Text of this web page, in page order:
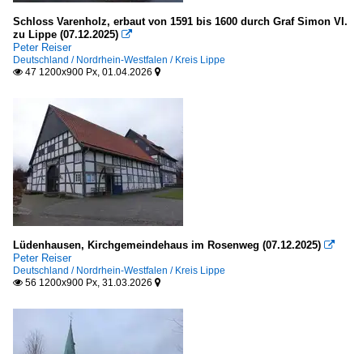
Deutschland
Fachwerkbauten
Mühlen
Deutschland
Sakrale Bauten
Brunnen, Denkmäler etc.
Brunnen
Deutschland
2018
2020
2021
2024
2025
Schloss Varenholz, erbaut von 1591 bis 1600 durch Graf Simon VI.
zu Lippe (07.12.2025) 
Peter Reiser
Deutschland / Nordrhein-Westfalen / Kreis Lippe
 47 1200x900 Px, 01.04.2026 
Lüdenhausen, Kirchgemeindehaus im Rosenweg (07.12.2025) 
Peter Reiser
Deutschland / Nordrhein-Westfalen / Kreis Lippe
 56 1200x900 Px, 31.03.2026 